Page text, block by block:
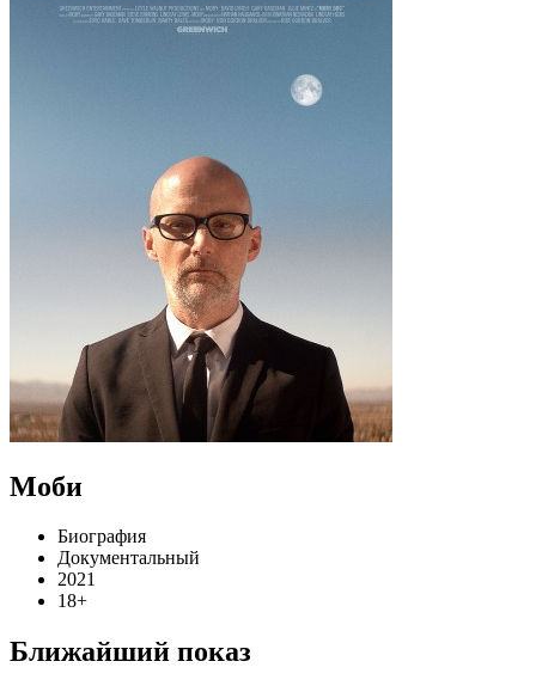
Моби
Биография
Документальный
2021
18+
Ближайший показ